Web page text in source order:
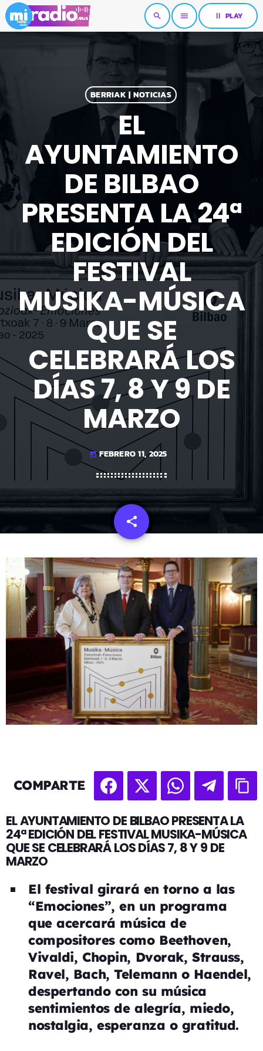
search menu pause PLAY
BERRIAK | NOTICIAS
EL
AYUNTAMIENTO
DE BILBAO
PRESENTA LA 24ª
EDICIÓN DEL
FESTIVAL
MUSIKA-MÚSICA
QUE SE
CELEBRARÁ LOS
DÍAS 7, 8 Y 9 DE
MARZO
today FEBRERO 11, 2025
share
email
COMPARTE
EL AYUNTAMIENTO DE BILBAO PRESENTA LA
24ª EDICIÓN DEL FESTIVAL MUSIKA-MÚSICA
QUE SE CELEBRARÁ LOS DÍAS 7, 8 Y 9 DE
MARZO
El festival girará en torno a las
“Emociones”, en un programa
que acercará música de
compositores como Beethoven,
Vivaldi, Chopin, Dvorak, Strauss,
Ravel, Bach, Telemann o Haendel,
despertando con su música
sentimientos de alegría, miedo,
nostalgia, esperanza o gratitud.